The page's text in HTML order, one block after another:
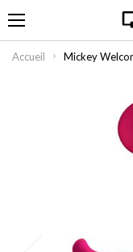
Accueil Mickey